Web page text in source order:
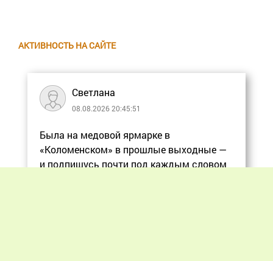
АКТИВНОСТЬ НА САЙТЕ
Светлана
08.08.2026 20:45:51
Была на медовой ярмарке в
«Коломенском» в прошлые выходные —
и подпишусь почти под каждым словом